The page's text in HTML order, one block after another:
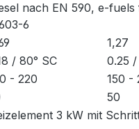
nach EN 590, e-
6
1,27
/ 80° SC 0.25 /
- 220 150 -
50
3 kW mit